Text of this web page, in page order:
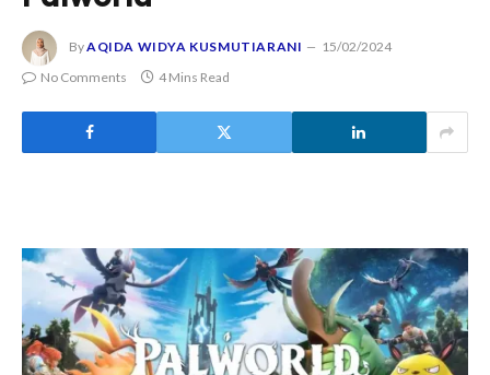
ByAQIDA WIDYA KUSMUTIARANI
15/02/2024
No Comments
4 Mins Read